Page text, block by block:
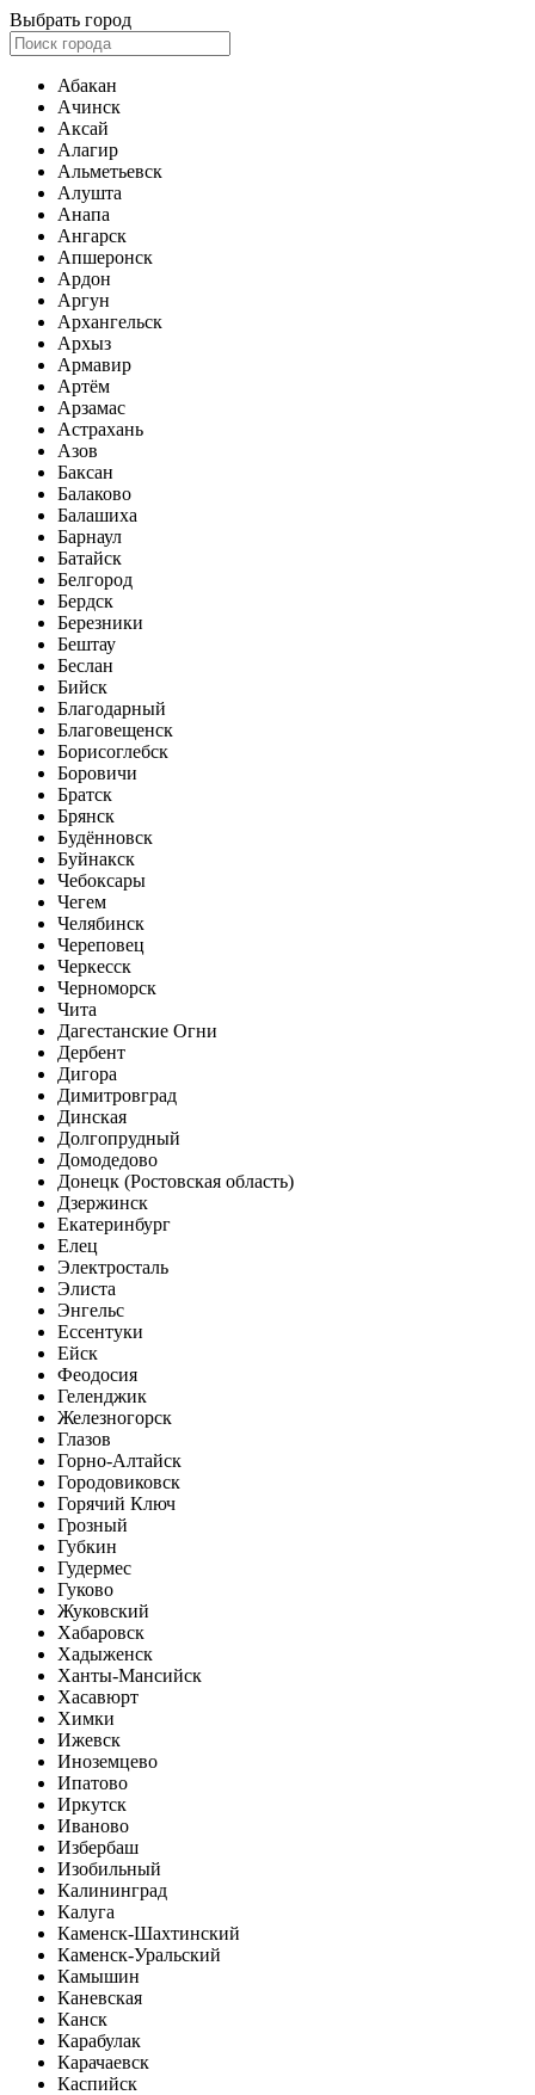
Выбрать город
Абакан
Ачинск
Аксай
Алагир
Альметьевск
Алушта
Анапа
Ангарск
Апшеронск
Ардон
Аргун
Архангельск
Архыз
Армавир
Артём
Арзамас
Астрахань
Азов
Баксан
Балаково
Балашиха
Барнаул
Батайск
Белгород
Бердск
Березники
Бештау
Беслан
Бийск
Благодарный
Благовещенск
Борисоглебск
Боровичи
Братск
Брянск
Будённовск
Буйнакск
Чебоксары
Чегем
Челябинск
Череповец
Черкесск
Черноморск
Чита
Дагестанские Огни
Дербент
Дигора
Димитровград
Динская
Долгопрудный
Домодедово
Донецк (Ростовская область)
Дзержинск
Екатеринбург
Елец
Электросталь
Элиста
Энгельс
Ессентуки
Ейск
Феодосия
Геленджик
Железногорск
Глазов
Горно-Алтайск
Городовиковск
Горячий Ключ
Грозный
Губкин
Гудермес
Гуково
Жуковский
Хабаровск
Хадыженск
Ханты-Мансийск
Хасавюрт
Химки
Ижевск
Иноземцево
Ипатово
Иркутск
Иваново
Избербаш
Изобильный
Калининград
Калуга
Каменск-Шахтинский
Каменск-Уральский
Камышин
Каневская
Канск
Карабулак
Карачаевск
Каспийск